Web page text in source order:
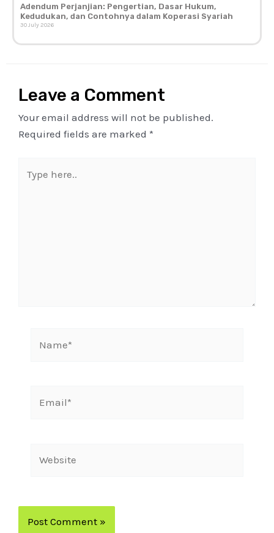
Adendum Perjanjian: Pengertian, Dasar Hukum,
Kedudukan, dan Contohnya dalam Koperasi Syariah
30 July 2026
Leave a Comment
Your email address will not be published.
Required fields are marked *